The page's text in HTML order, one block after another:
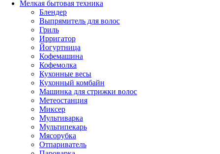
Мелкая бытовая техника
Блендер
Выпрямитель для волос
Гриль
Ирригатор
Йогуртница
Кофемашина
Кофемолка
Кухонные весы
Кухонный комбайн
Машинка для стрижки волос
Метеостанция
Миксер
Мультиварка
Мультипекарь
Мясорубка
Отпариватель